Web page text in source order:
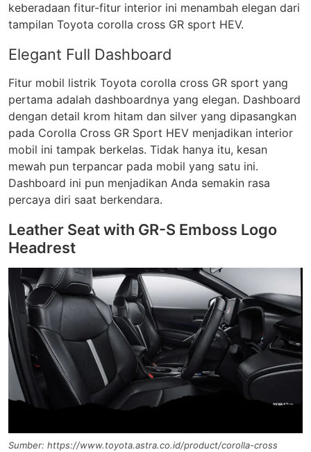
keberadaan fitur-fitur interior ini menambah elegan dari
tampilan Toyota corolla cross GR sport HEV.
Elegant Full Dashboard
Fitur mobil listrik Toyota corolla cross GR sport yang
pertama adalah dashboardnya yang elegan. Dashboard
dengan detail krom hitam dan silver yang dipasangkan
pada Corolla Cross GR Sport HEV menjadikan interior
mobil ini tampak berkelas. Tidak hanya itu, kesan
mewah pun terpancar pada mobil yang satu ini.
Dashboard ini pun menjadikan Anda semakin rasa
percaya diri saat berkendara.
Leather Seat with GR-S Emboss Logo
Headrest
Sumber: https://www.toyota.astra.co.id/product/corolla-cross